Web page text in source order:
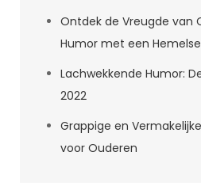
Ontdek de Vreugde van
Humor met een
Lachwekkende Humor:
2022
Grappige en
voor Ouderen